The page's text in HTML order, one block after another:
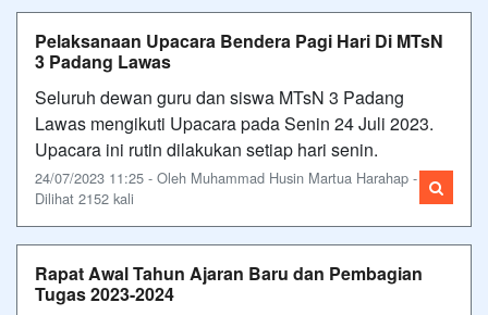
Pelaksanaan Upacara Bendera Pagi Hari Di MTsN
3 Padang Lawas
Seluruh dewan guru dan siswa MTsN 3 Padang
Lawas mengikuti Upacara pada Senin 24 Juli 2023.
Upacara ini rutin dilakukan setiap hari senin.
24/07/2023 11:25 - Oleh Muhammad Husin Martua Harahap -
Dilihat 2152 kali
Rapat Awal Tahun Ajaran Baru dan Pembagian
Tugas 2023-2024